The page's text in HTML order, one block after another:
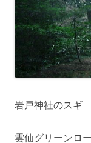
岩戸神社のス
雲仙グリーンロ